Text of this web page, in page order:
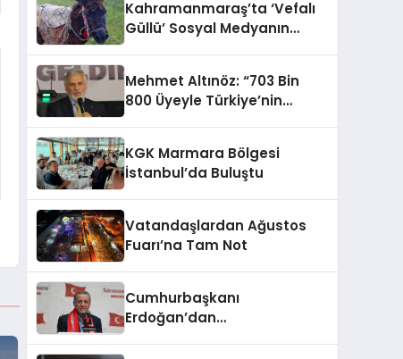
Kahramanmaraş’ta ‘Vefalı
Güllü’ Sosyal Medyanın
Mehmet Altınöz: “703 Bin
800 Üyeyle Türkiye’nin
KGK Marmara Bölgesi
İstanbul’da Buluştu
Vatandaşlardan Ağustos
Fuarı’na Tam Not
Cumhurbaşkanı
Erdoğan’dan